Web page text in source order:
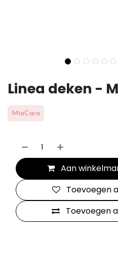
Linea deken -
MiaCara
Aan
Toevoegen
Toevoegen